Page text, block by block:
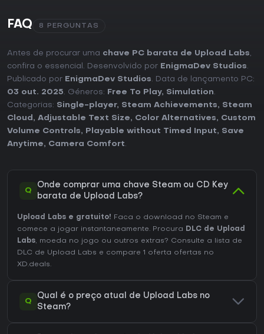
FAQ 8 PERGUNTAS
Antes de procurar uma chave PC barata de Upload Labs,
confira o essencial. Desenvolvido por EnigmaDev Studios.
Publicado por EnigmaDev Studios. Data de lançamento PC:
03 out. 2025. Géneros: Free To Play, Simulation.
Categorias: Single-player, Steam Achievements, Steam
Cloud , Adjustable Text Size, Color Alternatives, Custom
Volume Controls, Playable without Timed Input, Save
Anytime, Camera Comfort.
Q
Onde comprar uma chave Steam ou CD Key
barata de Upload Labs?
Upload Labs e gratuito! Faca o download no Steam e
comece a jogar instantaneamente. Procura DLC de Upload
Labs, moeda no jogo ou outros extras? Consulte a lista de
DLC de Upload Labs e compare 1 oferta ofertas no
XD.deals.
Q
Qual é o preço atual de Upload Labs no
Steam?